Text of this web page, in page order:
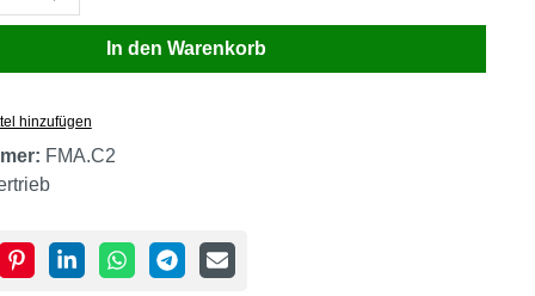
In den Warenkorb
hinzufügen
FMA.C2